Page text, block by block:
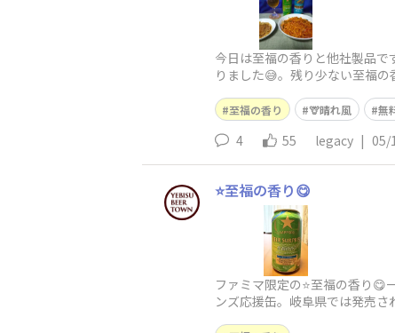
今日は至福の香りと他社製品
りました😅。残り少ない至福
至福の香り 🦒晴れ風 無
4 55 legacy | 05/
⭐️至福の香り😋
ファミマ限定の⭐️至福の香り😋
ンズ応援缶。岐阜県では発売